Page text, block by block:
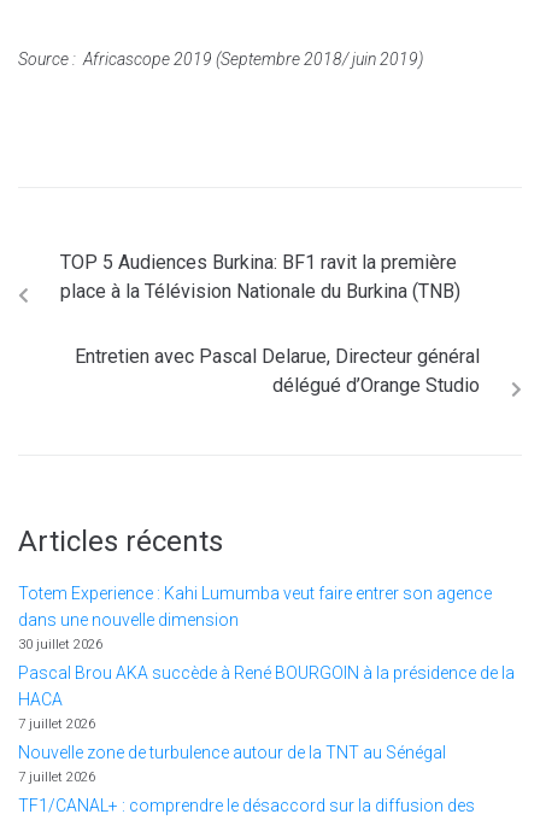
Source : Africascope 2019 (Septembre 2018/ juin 2019)
TOP 5 Audiences Burkina: BF1 ravit la première
place à la Télévision Nationale du Burkina (TNB)
Entretien avec Pascal Delarue, Directeur général
délégué d’Orange Studio
Articles récents
Totem Experience : Kahi Lumumba veut faire entrer son agence
dans une nouvelle dimension
30 juillet 2026
Pascal Brou AKA succède à René BOURGOIN à la présidence de la
HACA
7 juillet 2026
Nouvelle zone de turbulence autour de la TNT au Sénégal
7 juillet 2026
TF1/CANAL+ : comprendre le désaccord sur la diffusion des